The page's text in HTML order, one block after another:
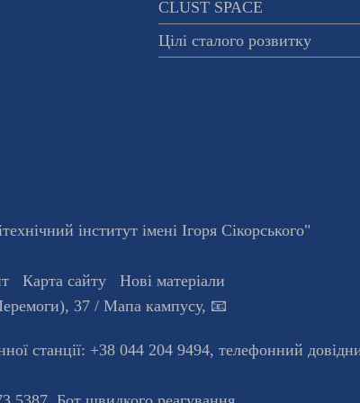
CLUST SPACE
Цілі сталого розвитку
інститут імені Ігоря Сікорського"
Карта сайту
Нові матеріали
37 / Мапа кампусу, 📧
станцiї: +38 044 204 9494, телефонний